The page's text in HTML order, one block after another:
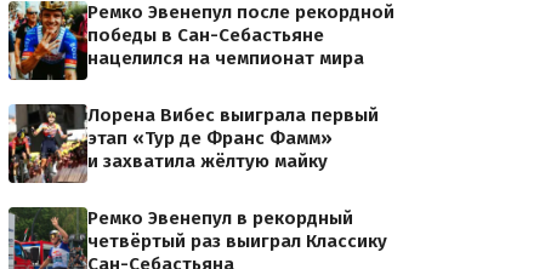
Ремко Эвенепул после рекордной
победы в Сан-Себастьяне
нацелился на чемпионат мира
Лорена Вибес выиграла первый
этап «Тур де Франс Фамм»
и захватила жёлтую майку
Ремко Эвенепул в рекордный
четвёртый раз выиграл Классику
Сан-Себастьяна